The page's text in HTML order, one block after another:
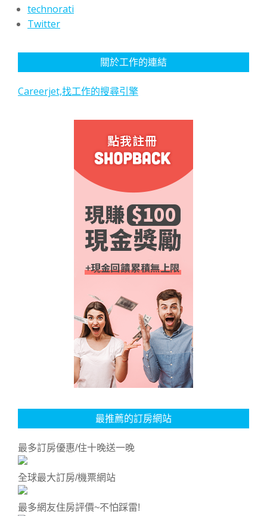
technorati
Twitter
關於工作的連結
Careerjet,找工作的搜尋引擎
最推薦的訂房網站
最多訂房優惠/住十晚送一晚
全球最大訂房/機票網站
最多網友住房評價~不怕踩雷!